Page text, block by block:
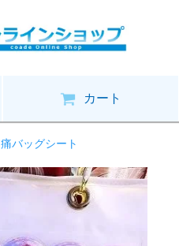
カート
痛バッグシート